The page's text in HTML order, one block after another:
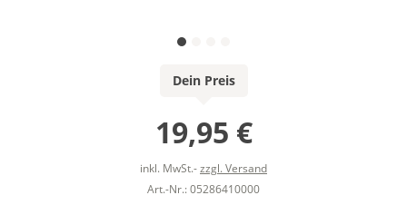
Dein Preis
19,95 €
inkl. MwSt.-zzgl. Versand
Art.-Nr.: 05286410000